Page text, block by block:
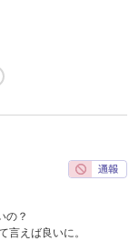
の？
言えば良いに。